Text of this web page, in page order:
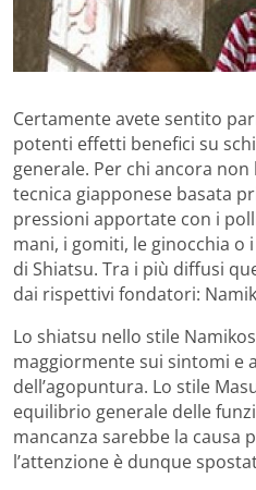
Certamente avete sentito
potenti effetti benefici su
generale. Per chi ancora
tecnica giapponese basata
pressioni apportate con i
mani, i gomiti, le ginocchia o
di Shiatsu. Tra i più diffusi
dai rispettivi fondatori:
Lo shiatsu nello stile
maggiormente sui sintomi e
dell’agopuntura. Lo stile
equilibrio generale delle
mancanza sarebbe la causa
l’attenzione è dunque